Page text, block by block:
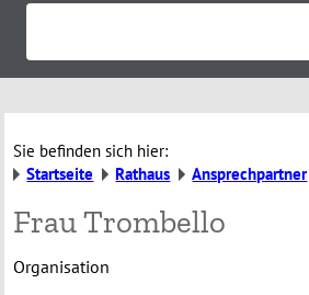
Sie befinden sich hier:
Startseite
Rathaus Ansprechpartner
Frau Trombello
Organisation